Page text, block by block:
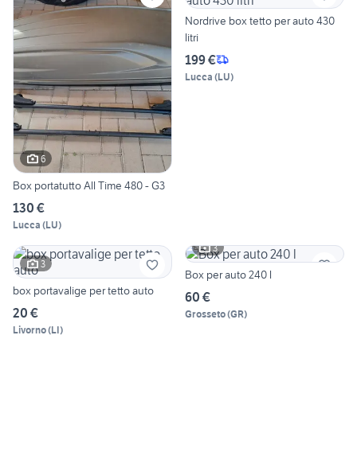
6
Box portatutto All Time 480 - G3
130 €
Lucca (LU)
Nordrive box tetto per auto 430
litri
199 €
Lucca (LU)
3
box portavalige per tetto auto
20 €
Livorno(LI)
3
Box per auto 240 l
60 €
Grosseto(GR)